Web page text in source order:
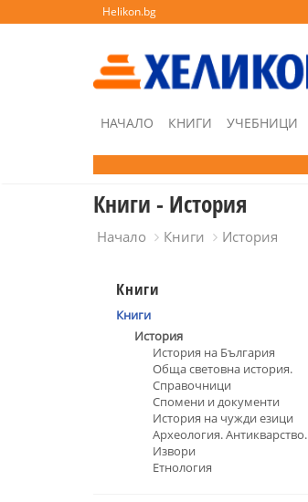
Helikon.bg
НАЧАЛО КНИГИ УЧЕБНИЦИ
Книги - История
Начало Книги История
Книги
Книги
История
История на България
Обща световна история.
Справочници
Спомени и документи
История на чужди езици
Археология. Антикварство.
Извори
Етнология